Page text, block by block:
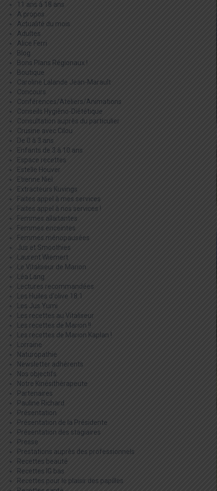
11 ans à 18 ans
A propos
Actualité du mois
Adultes
Alice Ferri
Blog
Bons Plans Régionaux !
Boutique
Caroline Lalande Jean-Marault
Concours
Conférences/Ateliers/Animations
Conseils Hygièno-Diététique
Consultation auprès du particulier
Crusine avec Cilou
De 0 à 3 ans
Enfants de 3 à 10 ans
Espace recettes
Estelle Houver
Etienne Niel
Extracteurs Kuvings
Faites appel à mes services
Faites appel à nos services !
Femmes allaitantes
Femmes enceintes
Femmes ménopausées
Jus et Smoothies
Laurent Wiemert
Le Vitaliseur de Marion
Léa Lang
Lectures recommandées
Les Huiles d'olive 18:1
Les Jus Yumi
Les recettes au Vitaliseur
Les recettes de Marion !!
Les recettes de Marion Kaplan !
Lorraine
Naturopathie
Newsletter adhérents
Nos objectifs
Notre Kinésithérapeute
Partenaires
Pauline Richard
Présentation
Présentation de la Présidente
Présentation des stagiaires
Presse
Prestations auprès des professionnels
Recettes beauté
Recettes IG bas
Recettes pour le plaisir des papilles